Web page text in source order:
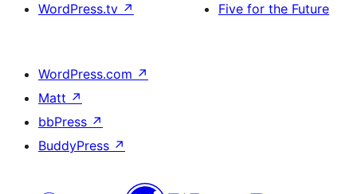
WordPress.tv ↗
Five for the Future
WordPress.com ↗
Matt ↗
bbPress ↗
BuddyPress ↗